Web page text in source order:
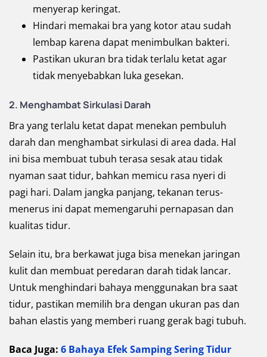
menyerap keringat.
Hindari memakai bra yang kotor atau sudah
lembap karena dapat menimbulkan bakteri.
Pastikan ukuran bra tidak terlalu ketat agar
tidak menyebabkan luka gesekan.
2. Menghambat Sirkulasi Darah
Bra yang terlalu ketat dapat menekan pembuluh
darah dan menghambat sirkulasi di area dada. Hal
ini bisa membuat tubuh terasa sesak atau tidak
nyaman saat tidur, bahkan memicu rasa nyeri di
pagi hari. Dalam jangka panjang, tekanan terus-
menerus ini dapat memengaruhi pernapasan dan
kualitas tidur.
Selain itu, bra berkawat juga bisa menekan jaringan
kulit dan membuat peredaran darah tidak lancar.
Untuk menghindari bahaya menggunakan bra saat
tidur, pastikan memilih bra dengan ukuran pas dan
bahan elastis yang memberi ruang gerak bagi tubuh.
Baca Juga: 6 Bahaya Efek Samping Sering Tidur